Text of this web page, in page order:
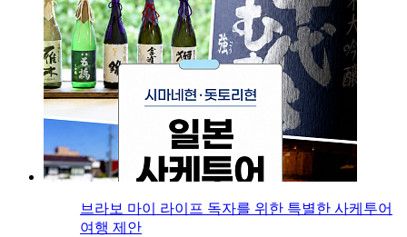
브라보 마이 라이프 독자를 위한 특별한 사케투어
여행 제안